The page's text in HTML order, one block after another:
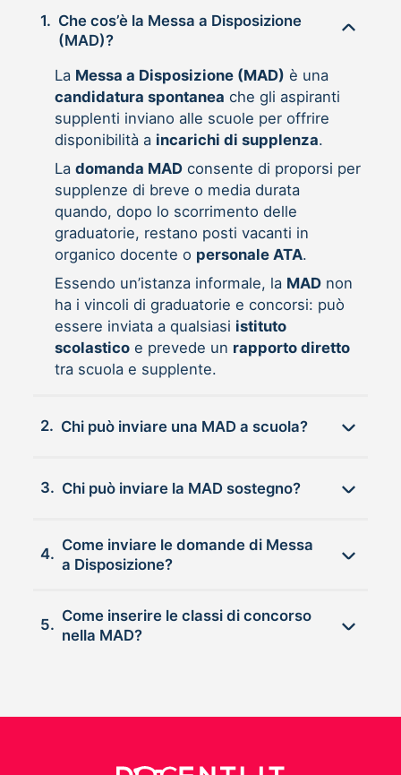
1. Che cos’è la Messa a Disposizione
(MAD)?
La Messa a Disposizione (MAD) è una
candidatura spontanea che gli aspiranti
supplenti inviano alle scuole per offrire
disponibilità a incarichi di supplenza.
La domanda MADconsente di proporsi per
supplenze di breve o media durata
quando, dopo lo scorrimento delle
graduatorie, restano posti vacanti in
organico docente o personale ATA.
Essendo un’istanza informale, la MADnon
ha i vincoli di graduatorie e concorsi: può
essere inviata a qualsiasi istituto
scolasticoe prevede un rapporto diretto
tra scuola e supplente.
2. Chi può inviare una MAD a scuola?
3. Chi può inviare la MAD sostegno?
4.
Come inviare le domande di Messa
a Disposizione?
5.
Come inserire le classi di concorso
nella MAD?